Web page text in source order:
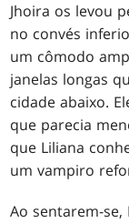
Jhoira os levou
no convés
um cômodo
janelas longas
cidade abaixo.
que parecia
que Liliana
um vampiro
Ao sentarem-se,